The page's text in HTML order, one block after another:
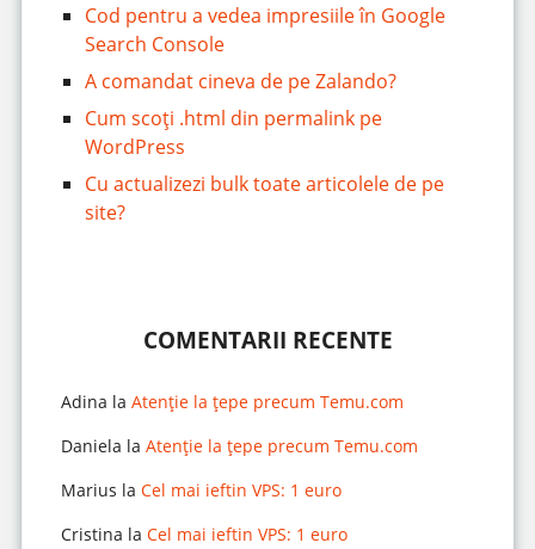
Cod pentru a vedea impresiile în Google
Search Console
A comandat cineva de pe Zalando?
Cum scoți .html din permalink pe
WordPress
Cu actualizezi bulk toate articolele de pe
site?
COMENTARII RECENTE
Adina la Atenție la țepe precum Temu.com
Daniela la Atenție la țepe precum Temu.com
Marius la Cel mai ieftin VPS: 1 euro
Cristina la Cel mai ieftin VPS: 1 euro